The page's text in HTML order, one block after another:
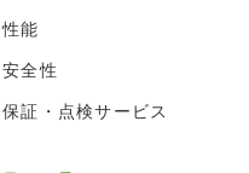
性能
安全性
保証・点検サービス